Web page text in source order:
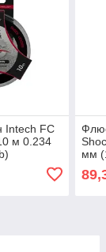
Intech FC
м 0.234
мм